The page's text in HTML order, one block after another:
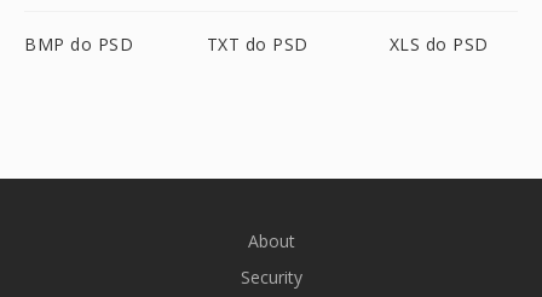
BMP do PSD TXT do PSD XLS do PSD
About
Security